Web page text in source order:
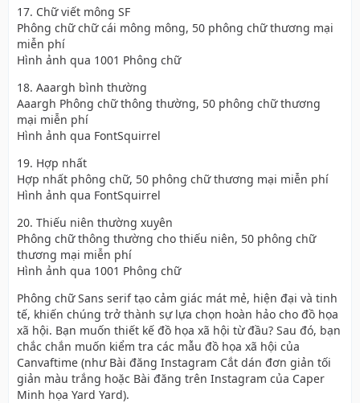
17. Chữ viết mông SF
Phông chữ chữ cái mông mông, 50 phông chữ thương mại
miễn phí
Hình ảnh qua 1001 Phông chữ
18. Aaargh bình thường
Aaargh Phông chữ thông thường, 50 phông chữ thương
mại miễn phí
Hình ảnh qua FontSquirrel
19. Hợp nhất
Hợp nhất phông chữ, 50 phông chữ thương mại miễn phí
Hình ảnh qua FontSquirrel
20. Thiếu niên thường xuyên
Phông chữ thông thường cho thiếu niên, 50 phông chữ
thương mại miễn phí
Hình ảnh qua 1001 Phông chữ
Phông chữ Sans serif tạo cảm giác mát mẻ, hiện đại và tinh
tế, khiến chúng trở thành sự lựa chọn hoàn hảo cho đồ họa
xã hội. Bạn muốn thiết kế đồ họa xã hội từ đầu? Sau đó, bạn
chắc chắn muốn kiểm tra các mẫu đồ họa xã hội của
Canvaftime (như Bài đăng Instagram Cắt dán đơn giản tối
giản màu trắng hoặc Bài đăng trên Instagram của Caper
Minh họa Yard Yard).